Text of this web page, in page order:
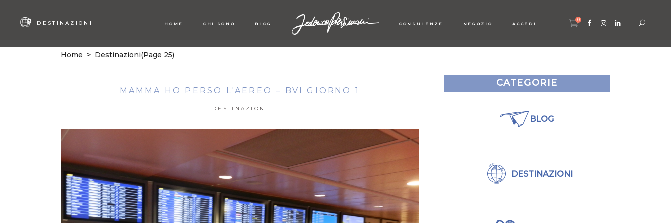
DESTINAZIONI HOME CHI SONO BLOG CONSULENZE NEGOZIO ACCEDI
0
Home > Destinazioni(Page 25)
MAMMA HO PERSO L'AEREO – BVI GIORNO 1
DESTINAZIONI
CATEGORIE
BLOG
DESTINAZIONI